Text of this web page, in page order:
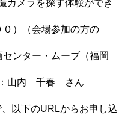
カメラを探す体験ができ
）（会場参加の方の
ンター・ムーブ（福岡
：山内 千春 さん
以下のURLからお申し込